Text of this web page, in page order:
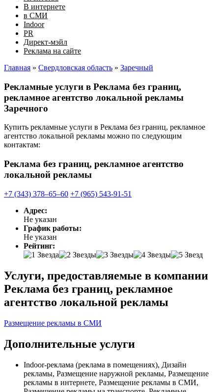
В интернете
в СМИ
Indoor
PR
Директ-мэйл
Реклама на сайте
Главная » Свердловская область » Заречный
Рекламные услуги в Реклама без границ,
рекламное агентство локальной рекламы
Заречного
Купить рекламные услуги в Реклама без границ, рекламное
агентство локальной рекламы можно по следующим
контактам:
Реклама без границ, рекламное агентство
локальной рекламы
+7 (343) 378‒65‒60 +7 (965) 543-91-51
Адрес:
Не указан
График работы:
Не указан
Рейтинг:
Услуги, предоставляемые в компании
Реклама без границ, рекламное
агентство локальной рекламы
Размещение рекламы в СМИ
Дополнительные услуги
Indoor-реклама (реклама в помещениях), Дизайн
рекламы, Размещение наружной рекламы, Размещение
рекламы в интернете, Размещение рекламы в СМИ,